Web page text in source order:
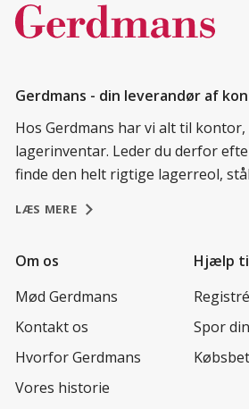
Gerdmans - din leverandør af
Hos Gerdmans har vi alt til
lagerinventar. Leder du derfor
finde den helt rigtige lagerreol,
LÆS MERE
Om os
Mød Gerdmans
Kontakt os
Hvorfor Gerdmans
Vores historie
Hjælp
Spor